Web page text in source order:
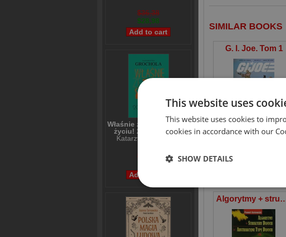
$36,38
$28,98
Właśnie że tak! Nigdy w
życiu! 20 lat później
Katarzyna Grochola
$31,21
SIMILAR BOOKS
G. I. Joe. Tom 1
Joshua Williamson
Algorytmy + struktury danych =
This website uses
This website uses cookies to
cookies in accordance with our
SHOW DETAILS